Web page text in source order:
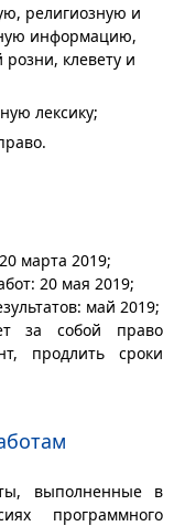
религиозную и
информацию,
клевету и
лексику;
марта 2019;
20 мая 2019;
май 2019;
за собой право
продлить сроки
выполненные в
программного